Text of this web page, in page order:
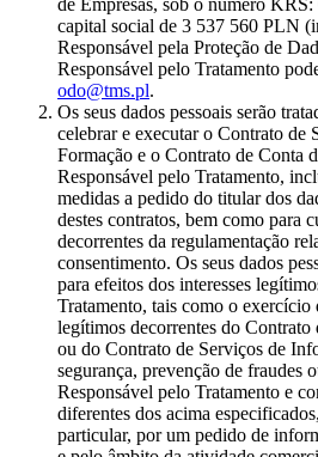
de Empresas, sob o número
capital social de 3 537 560 PLN
Responsável pela Proteção de
Responsável pelo Tratamento
odo@tms.pl.
Os seus dados pessoais serão
celebrar e executar o Contrato de
Formação e o Contrato de Conta
Responsável pelo Tratamento,
medidas a pedido do titular dos
destes contratos, bem como para
decorrentes da regulamentação
consentimento. Os seus dados
para efeitos dos interesses
Tratamento, tais como o exercício
legítimos decorrentes do Contrato
ou do Contrato de Serviços de
segurança, prevenção de fraudes
Responsável pelo Tratamento e
diferentes dos acima
particular, por um pedido de